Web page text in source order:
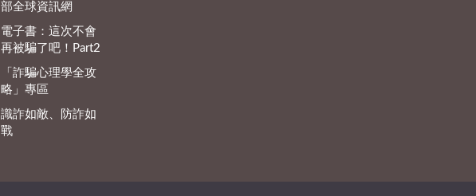
部全球資訊網
電子書：這次不會
再被騙了吧！Part2
「詐騙心理學全攻
略」專區
識詐如敵、防詐如
戰